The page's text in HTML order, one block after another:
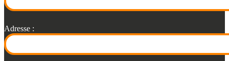
Adresse :